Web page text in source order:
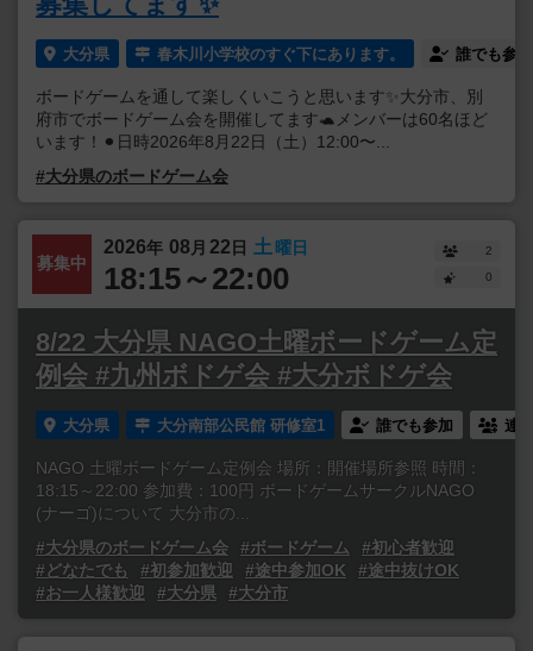
大分県 春木川小学校のすぐ下にあります。 誰でも参加
ボードゲームを通して楽しくいこうと思います✨大分市、別
府市でボードゲーム会を開催してます🐢メンバーは60名ほど
います！⚫︎日時2026年8月22日（土）12:00〜...
#大分県のボードゲーム会
募集中
2026年 08 月 22日 土曜日
18:15～22:00
2
0
8/22 大分県 NAGO土曜ボードゲーム定
例会 #九州ボドゲ会 #大分ボドゲ会
大分県 大分南部公民館 研修室1 誰でも参加 連
NAGO 土曜ボードゲーム定例会 場所：開催場所参照 時間：
18:15～22:00 参加費：100円 ボードゲームサークルNAGO
(ナーゴ)について 大分市の...
#大分県のボードゲーム会
#ボードゲーム
#初心者歓迎
#どなたでも
#初参加歓迎 #途中参加OK
#途中抜けOK
#お一人様歓迎
#大分県 #大分市